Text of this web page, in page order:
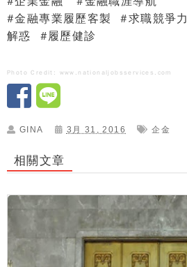
#金融專業履歷客製 #求職競爭力
解惑 #履歷健診
Photo Credit: www.nationaljobsservices.com
GINA 3月 31, 2016 企金
相關文章